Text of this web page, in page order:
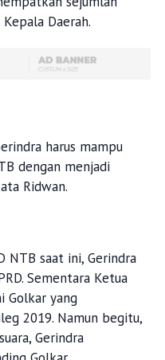
Daerah.
harus mampu
dengan menjadi
Ridwan.
NTB saat ini, Gerindra
Sementara Ketua
Golkar yang
2019. Namun begitu,
Gerindra